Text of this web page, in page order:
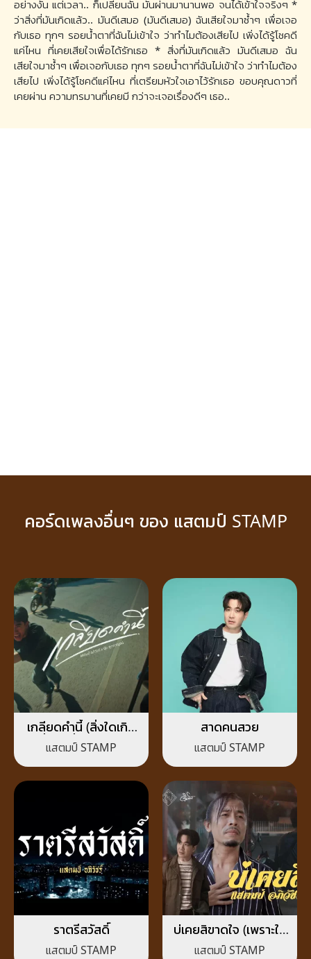
อย่างงั้น แต่เวลา.. ก็เปลี่ยนฉัน มันผ่านมานานพอ จนได้เข้าใจจริงๆ *
ว่าสิ่งที่มันเกิดแล้ว.. มันดีเสมอ (มันดีเสมอ) ฉันเสียใจมาซ้ำๆ เพื่อเจอ
กับเธอ ทุกๆ รอยน้ำตาที่ฉันไม่เข้าใจ ว่าทำไมต้องเสียไป เพิ่งได้รู้โชคดี
แค่ไหน ที่เคยเสียใจเพื่อได้รักเธอ * สิ่งที่มันเกิดแล้ว มันดีเสมอ ฉัน
เสียใจมาซ้ำๆ เพื่อเจอกับเธอ ทุกๆ รอยน้ำตาที่ฉันไม่เข้าใจ ว่าทำไมต้อง
เสียไป เพิ่งได้รู้โชคดีแค่ไหน ที่เตรียมหัวใจเอาไว้รักเธอ ขอบคุณดาวที่
เคยผ่าน ความทรมานที่เคยมี กว่าจะเจอเรื่องดีๆ เธอ..
คอร์ดเพลงอื่นๆ ของ แสตมป์ STAMP
เกลียดคำนี้ (สิ่งใดเกิด
ขึ้นสิ่งนั้นดีเสมอ)
แสตมป์ STAMP
สาดคนสวย
แสตมป์ STAMP
ราตรีสวัสดิ์
แสตมป์ STAMP
บ่เคยสิขาดใจ (เพราะใจ
ไม่เคยขาดเธอ)
แสตมป์ STAMP